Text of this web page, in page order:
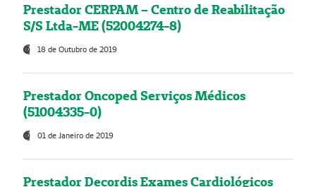
Prestador CERPAM – Centro de Reabilitação
S/S Ltda-ME (52004274-8)
18 de Outubro de 2019
Prestador Oncoped Serviços Médicos
(51004335-0)
01 de Janeiro de 2019
Prestador Decordis Exames Cardiológicos